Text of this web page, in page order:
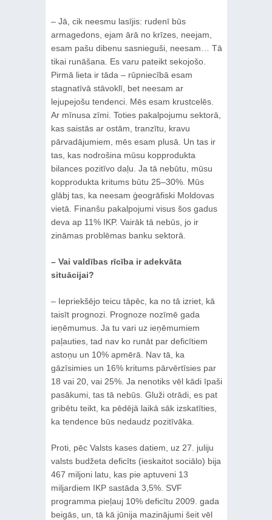
– Jā, cik neesmu lasījis: rudenī būs
armagedons, ejam ārā no krīzes, neejam,
esam pašu dibenu sasnieguši, neesam… Tā
tikai runāšana. Es varu pateikt sekojošo.
Pirmā lieta ir tāda – rūpniecībā esam
stagnatīvā stāvoklī, bet neesam ar
lejupejošu tendenci. Mēs esam krustcelēs.
Ar mīnusa zīmi. Toties pakalpojumu sektorā,
kas saistās ar ostām, tranzītu, kravu
pārvadājumiem, mēs esam plusā. Un tas ir
tas, kas nodrošina mūsu kopprodukta
bilances pozitīvo daļu. Ja tā nebūtu, mūsu
kopprodukta kritums būtu 25–30%. Mūs
glābj tas, ka neesam ģeogrāfiski Moldovas
vietā. Finanšu pakalpojumi visus šos gadus
deva ap 11% IKP. Vairāk tā nebūs, jo ir
zināmas problēmas banku sektorā.
– Vai valdības rīcība ir adekvāta
situācijai?
– Iepriekšējo teicu tāpēc, ka no tā izriet, kā
taisīt prognozi. Prognoze nozīmē gada
ieņēmumus. Ja tu vari uz ieņēmumiem
paļauties, tad nav ko runāt par deficītiem
astoņu un 10% apmērā. Nav tā, ka
gāzīsimies un 16% kritums pārvērtīsies par
18 vai 20, vai 25%. Ja nenotiks vēl kādi īpaši
pasākumi, tas tā nebūs. Gluži otrādi, es pat
gribētu teikt, ka pēdējā laikā sāk izskatīties,
ka tendence būs nedaudz pozitīvāka.
Proti, pēc Valsts kases datiem, uz 27. juliju
valsts budžeta deficīts (ieskaitot sociālo) bija
467 miljoni latu, kas pie aptuveni 13
miljardiem IKP sastāda 3,5%. SVF
programma pieļauj 10% deficītu 2009. gada
beigās, un, tā kā jūnija mazinājumi šeit vēl